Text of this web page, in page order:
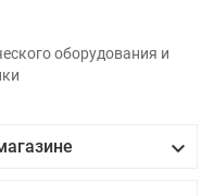
оборудования и
